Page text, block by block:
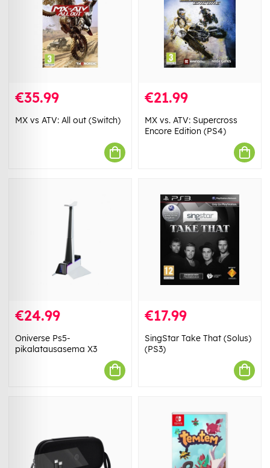
€35.99
MX vs ATV: All out (Switch)
€21.99
MX vs. ATV: Supercross
Encore Edition (PS4)
€24.99
Oniverse Ps5-
pikalatausasema X3
€17.99
SingStar Take That (Solus)
(PS3)